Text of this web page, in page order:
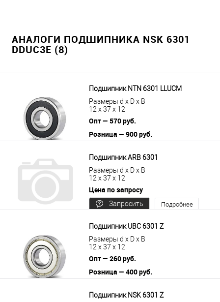
АНАЛОГИ ПОДШИПНИКА NSK 6301
DDUC3E (8)
Подшипник NTN 6301 LLUCM
Размеры d x D x B
12 x 37 x 12
Опт — 570 руб.
Розница — 900 руб.
Подшипник ARB 6301
Размеры d x D x B
12 x 37 x 12
Цена по запросу
Запросить
Подробнее
Подшипник UBC 6301 Z
Размеры d x D x B
12 x 37 x 12
Опт — 260 руб.
Розница — 400 руб.
Подшипник NSK 6301 Z